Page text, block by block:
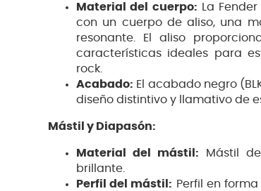
Material del cuerpo: La
con un cuerpo de aliso, una
resonante. El aliso
características ideales para
rock.
Acabado: El acabado negro
diseño distintivo y llamativo de
Mástil y Diapasón:
Material del mástil: Mástil
brillante.
Perfil del mástil: Perfil en